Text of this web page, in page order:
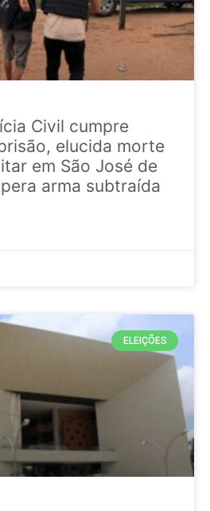
Civil cumpre
elucida morte
em São José de
arma subtraída
ELEIÇÕES